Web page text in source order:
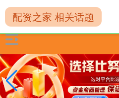
配资之家 相关话题